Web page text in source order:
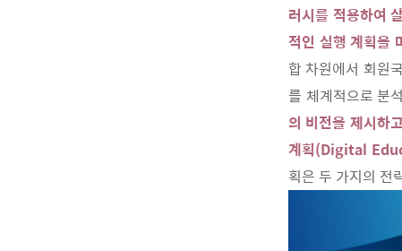
러시를 적용하여
적인 실행 계획을
합 차원에서 회원
를 체계적으로 분
의 비전을 제시하
계획(Digital
획은 두 가지의 전